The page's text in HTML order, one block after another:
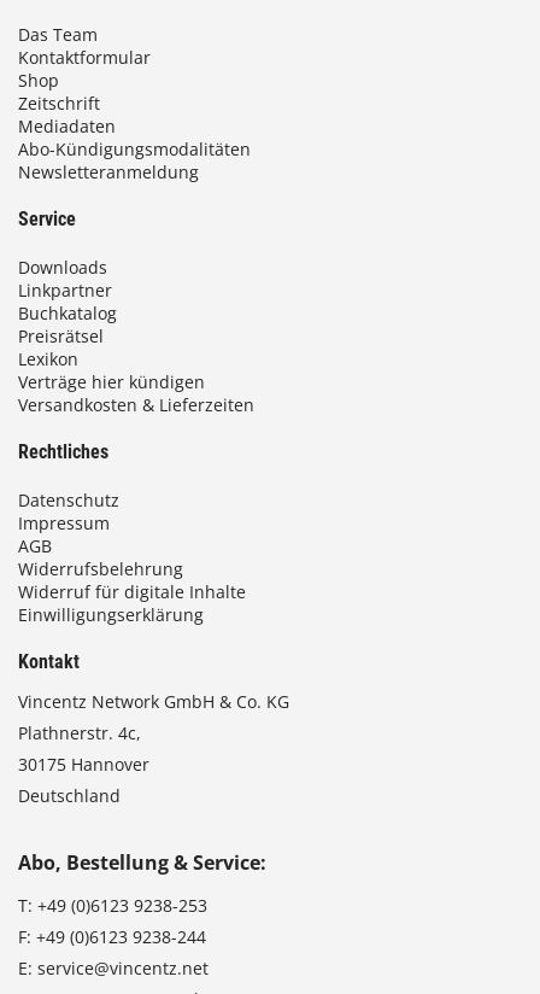
Das Team
Kontaktformular
Shop
Zeitschrift
Mediadaten
Abo-Kündigungsmodalitäten
Newsletteranmeldung
Service
Downloads
Linkpartner
Buchkatalog
Preisrätsel
Lexikon
Verträge hier kündigen
Versandkosten & Lieferzeiten
Rechtliches
Datenschutz
Impressum
AGB
Widerrufsbelehrung
Widerruf für digitale Inhalte
Einwilligungserklärung
Kontakt
Vincentz Network GmbH & Co. KG
Plathnerstr. 4c,
30175 Hannover
Deutschland
Abo, Bestellung & Service:
T: +49 (0)6123 9238-253
F: +49 (0)6123 9238-244
E: service@vincentz.net